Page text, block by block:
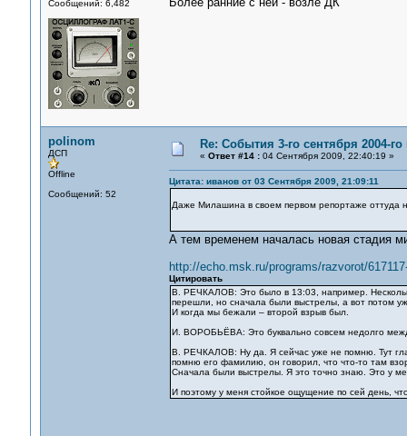
Сообщений: 6,482
polinom
ДСП
Offline
Сообщений: 52
Re: События 3-го сентября 2004-
« Ответ #14 :04 Сентября 2009, 22:40:19 »
Цитата: иванов от 03 Сентября 2009, 21:09:11
Даже Милашина в своем первом репортаже оттуда
А тем временем началась новая стадия
http://echo.msk.ru/programs/razvorot/
Цитировать
В. РЕЧКАЛОВ: Это было в 13:03, например.
перешли, но сначала были выстрелы, а вот потом
И когда мы бежали – второй взрыв был.
И. ВОРОБЬЁВА: Это буквально совсем недолго
В. РЕЧКАЛОВ: Ну да. Я сейчас уже не помню. Тут
помню его фамилию, он говорил, что что-то там
Сначала были выстрелы. Я это точно знаю. Это у
И поэтому у меня стойкое ощущение по сей день,